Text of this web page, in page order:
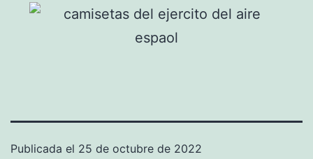
Publicada el 25 de octubre de 2022